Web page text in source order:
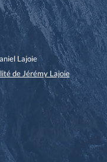
Lajoie
de Jérémy Lajoie